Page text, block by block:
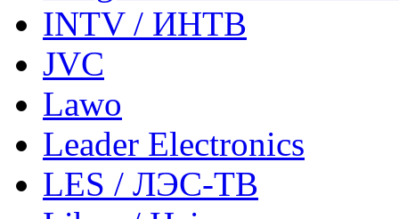
INTV / ИНТВ
JVC
Lawo
Leader Electronics
LES / ЛЭС-ТВ